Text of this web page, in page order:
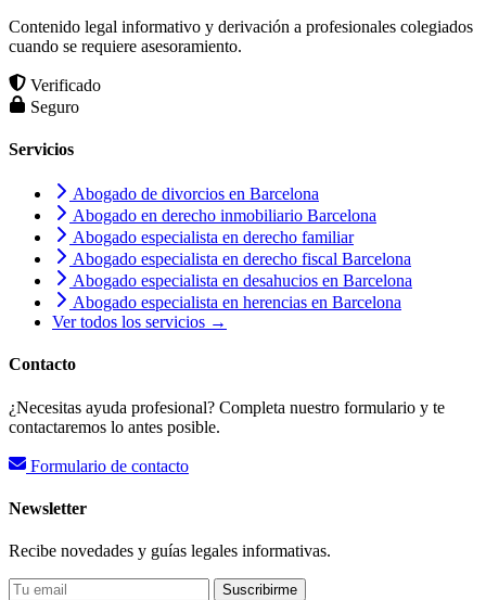
Contenido legal informativo y derivación a profesionales colegiados
cuando se requiere asesoramiento.
Verificado
Seguro
Servicios
Abogado de divorcios en Barcelona
Abogado en derecho inmobiliario Barcelona
Abogado especialista en derecho familiar
Abogado especialista en derecho fiscal Barcelona
Abogado especialista en desahucios en Barcelona
Abogado especialista en herencias en Barcelona
Ver todos los servicios →
Contacto
¿Necesitas ayuda profesional? Completa nuestro formulario y te
contactaremos lo antes posible.
Formulario de contacto
Newsletter
Recibe novedades y guías legales informativas.
Suscribirme